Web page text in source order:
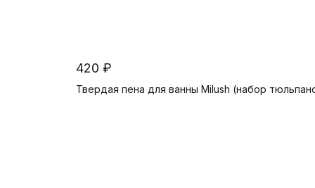
420 ₽
Твердая пена для ванны Milush (набор